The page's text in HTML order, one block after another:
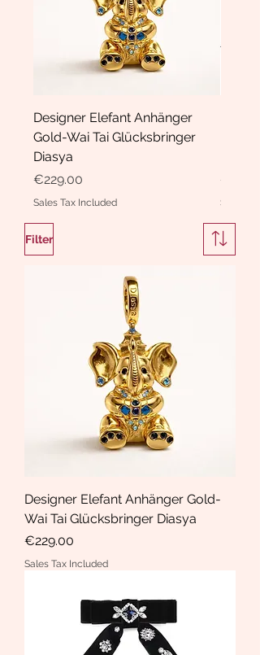
Designer Elefant Anhänger
Gold-Wai Tai Glücksbringer
Diasya
Price
€229.00
Sales Tax Included
Price
Sales
Filter
Designer Elefant Anhänger Gold-
Wai Tai Glücksbringer Diasya
Price
€229.00
Sales Tax Included